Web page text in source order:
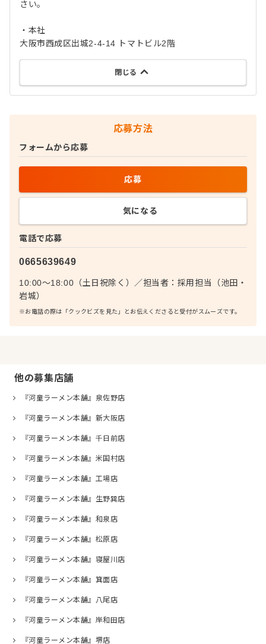
さい。
・本社
大阪市西成区出城2-4-14 トマトビル2階
閉じる
応募方法
電話で応募
0665639649
10:00～18:00（土日祝除く） ／担当者： 採用担当（池田・
岩城）
※お電話の際は「クックビズを見た」とお伝えくださると受付がスムーズです。
フォームから応募
応募
気になる
他の募集店舗
『河童ラーメン本舗』泉佐野店
『河童ラーメン本舗』新大阪店
『河童ラーメン本舗』千日前店
『河童ラーメン本舗』米国村店
『河童ラーメン本舗』工場店
『河童ラーメン本舗』生野巽店
『河童ラーメン本舗』和泉店
『河童ラーメン本舗』松原店
『河童ラーメン本舗』寝屋川店
『河童ラーメン本舗』箕面店
『河童ラーメン本舗』八尾店
『河童ラーメン本舗』岸和田店
『河童ラーメン本舗』堺店